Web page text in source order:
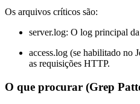
Os arquivos críticos são:
server.log: O log principal
access.log (se habilitado no
as requisições HTTP.
O que procurar (Grep